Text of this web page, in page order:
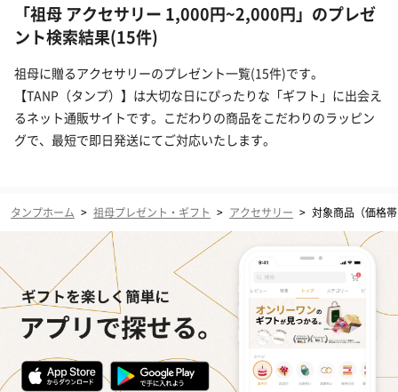
「祖母 アクセサリー 1,000円~2,000円」のプレゼ
ント検索結果(15件)
祖母に贈るアクセサリーのプレゼント一覧(15件)です。
【TANP（タンプ）】は大切な日にぴったりな「ギフト」に出会え
るネット通販サイトです。こだわりの商品をこだわりのラッピン
グで、最短で即日発送にてご対応いたします。
タンプホーム > 祖母プレゼント・ギフト > アクセサリー > 対象商品（価格